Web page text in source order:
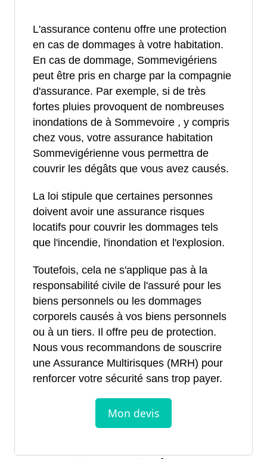
L'assurance contenu offre une protection
en cas de dommages à votre habitation.
En cas de dommage, Sommevigériens
peut être pris en charge par la compagnie
d'assurance. Par exemple, si de très
fortes pluies provoquent de nombreuses
inondations de à Sommevoire , y compris
chez vous, votre assurance habitation
Sommevigérienne vous permettra de
couvrir les dégâts que vous avez causés.
La loi stipule que certaines personnes
doivent avoir une assurance risques
locatifs pour couvrir les dommages tels
que l'incendie, l'inondation et l'explosion.
Toutefois, cela ne s'applique pas à la
responsabilité civile de l'assuré pour les
biens personnels ou les dommages
corporels causés à vos biens personnels
ou à un tiers. Il offre peu de protection.
Nous vous recommandons de souscrire
une Assurance Multirisques (MRH) pour
renforcer votre sécurité sans trop payer.